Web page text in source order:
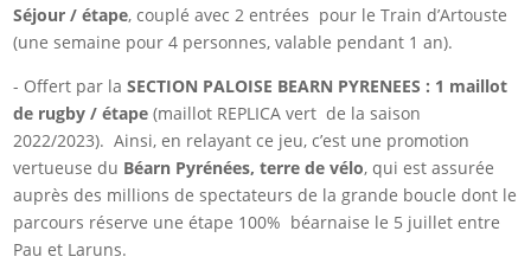
Séjour / étape, couplé avec 2 entrées pour le Train d’Artouste
(une semaine pour 4 personnes, valable pendant 1 an).
- Offert par laSECTION PALOISE BEARN PYRENEES : 1 maillot
de rugby / étape(maillot REPLICA vert de la saison
2022/2023). Ainsi, en relayant ce jeu, c’est une promotion
vertueuse du Béarn Pyrénées, terre de vélo, qui est assurée
auprès des millions de spectateurs de la grande boucle dont le
parcours réserve une étape 100% béarnaise le 5 juillet entre
Pau et Laruns.